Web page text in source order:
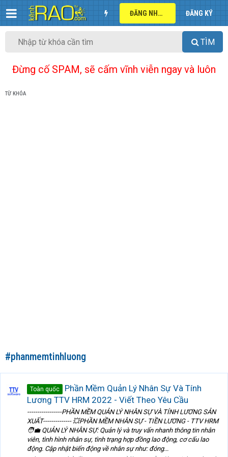
ĐĂNG NHẬP ĐĂNG KÝ
TÌM
Đừng cố SPAM, sẽ cấm vĩnh viễn ngay và luôn
TỪ KHÓA
#phanmemtinhluong
Toàn quốc
Phần Mềm Quản Lý Nhân Sự Và Tính
Lương TTV HRM 2022 - Viết Theo Yêu Cầu
-----------------PHẦN MỀM QUẢN LÝ NHÂN SỰ VÀ TÍNH LƯƠNG SẢN
XUẤT-------------- 💥PHẦN MỀM NHÂN SỰ - TIỀN LƯƠNG - TTV HRM
🧑‍💼 QUẢN LÝ NHÂN SỰ: Quản lý và truy vấn nhanh thông tin nhân
viên, tình hình nhân sự, tình trạng hợp đồng lao động, cơ cấu lao
động. Cập nhật biến động về nhân sự như: đóng...